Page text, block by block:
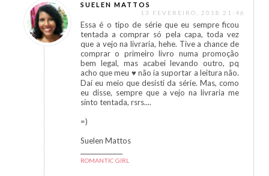
SUELEN MATTOS
13 FEVEREIRO, 2018 21:46
Essa é o tipo de série que eu sempre ficou
tentada a comprar só pela capa, toda vez
que a vejo na livraria, hehe. Tive a chance de
comprar o primeiro livro numa promoção
bem legal, mas acabei levando outro, pq
acho que meu ♥ não ia suportar a leitura não.
Daí eu meio que desisti da série. Mas, como
eu disse, sempre que a vejo na livraria me
sinto tentada, rsrs....
=)
Suelen Mattos
ROMANTIC GIRL